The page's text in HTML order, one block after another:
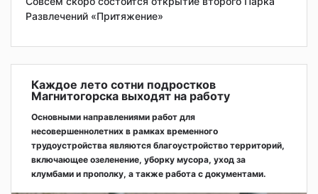
Развлечений «Притяжение»
Каждое лето сотни подростков
Магнитогорска выходят на работу
Основными направлениями работ для
несовершеннолетних в рамках временного
трудоустройства являются благоустройство территорий,
включающее озеленение, уборку мусора, уход за
клумбами и прополку, а также работа с документами.